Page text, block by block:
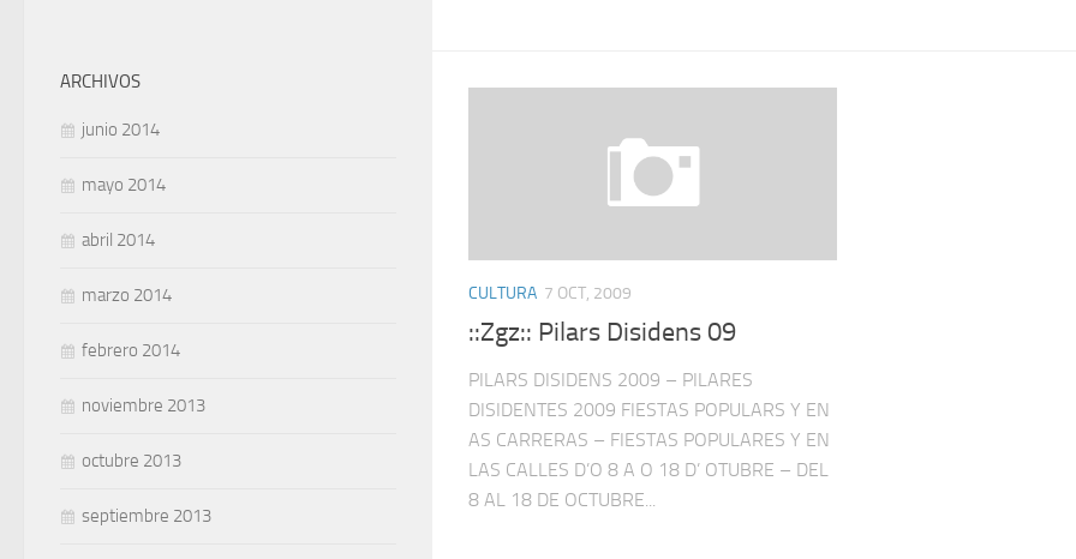
CULTURA 7 OCT, 2009
::Zgz:: Pilars Disidens 09
PILARS DISIDENS 2009 – PILARES
DISIDENTES 2009 FIESTAS POPULARS Y EN
AS CARRERAS – FIESTAS POPULARES Y EN
LAS CALLES D’O 8 A O 18 D’ OTUBRE – DEL
8 AL 18 DE OCTUBRE...
ARCHIVOS
junio 2014
mayo 2014
abril 2014
marzo 2014
febrero 2014
noviembre 2013
octubre 2013
septiembre 2013